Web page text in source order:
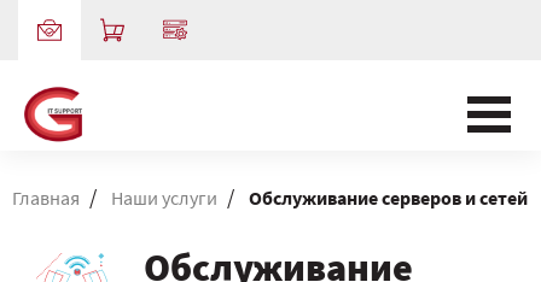
Главная / Наши услуги / Обслуживание серверов и сетей
Обслуживание